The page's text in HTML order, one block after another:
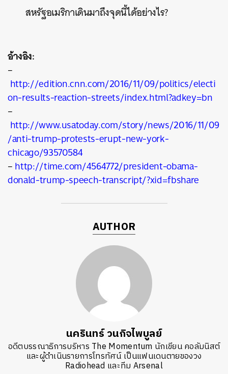
สหรัฐอเมริกาเดินมาถึงจุดนี้ได้อย่างไร?
อ้างอิง:
–
http://edition.cnn.com/2016/11/09/politics/electi
on-results-reaction-streets/index.html?adkey=bn
–
http://www.usatoday.com/story/news/2016/11/09
/anti-trump-protests-erupt-new-york-
chicago/93570584
–http://time.com/4564772/president-obama-
donald-trump-speech-transcript/?xid=fbshare
AUTHOR
นครินทร์ วนกิจไพบูลย์
อดีตบรรณาธิการบริหาร The Momentum นักเขียน คอลัมนิสต์
และผู้ดำเนินรายการโทรทัศน์ เป็นแฟนเดนตายของวง
Radiohead และทีม Arsenal